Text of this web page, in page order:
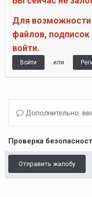
Для возможности
файлов,
войти.
Войти или
Дополнительно:
Проверка
Отправить жалобу